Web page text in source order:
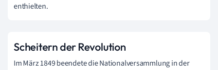
enthielten.
Scheitern der Revolution
Im März 1849 beendete die Nationalversammlung in der